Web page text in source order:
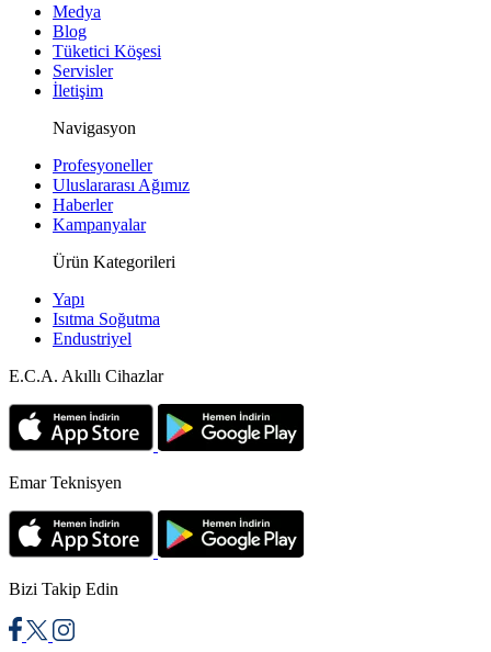
Medya
Blog
Tüketici Köşesi
Servisler
İletişim
Navigasyon
Profesyoneller
Uluslararası Ağımız
Haberler
Kampanyalar
Ürün Kategorileri
Yapı
Isıtma Soğutma
Endustriyel
E.C.A. Akıllı Cihazlar
Emar Teknisyen
Bizi Takip Edin